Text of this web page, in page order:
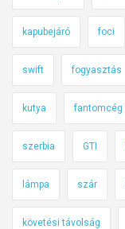
kapubejáró foci
swift fogyasztás
kutya fantomcég
szerbia GTI
lámpa szár
követési távolság